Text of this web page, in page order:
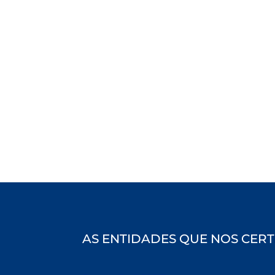
AS ENTIDADES QUE NOS